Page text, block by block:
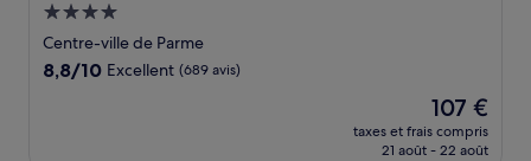
Hébergement
4.0 étoiles
Centre-ville de Parme
8.8
8,8/10 Excellent (689 avis)
Le
nouveau
prix
107 €
taxes et frais compris
21 août - 22 août